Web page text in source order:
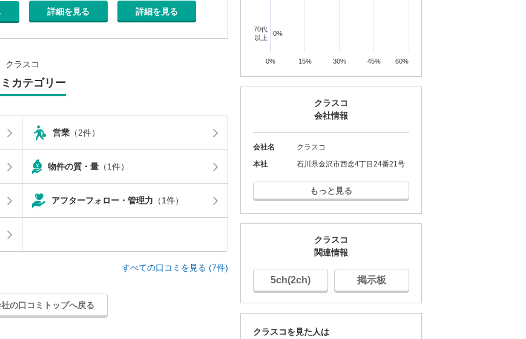
詳細を見る 詳細を見る
クラスコ
カテゴリー
営業 （2件）
物件の質・量 （1件）
アフターフォロー・管理力 （1件）
すべての口コミを見る (7件)
の口コミトップへ戻る
0%
0%
70代
以上
0% 15% 30% 45% 60%
クラスコ
会社情報
会社名
クラスコ
本社
石川県金沢市西念4丁目24番21号
もっと見る
クラスコ
関連情報
5ch(2ch) 掲示板
クラスコを見た人は